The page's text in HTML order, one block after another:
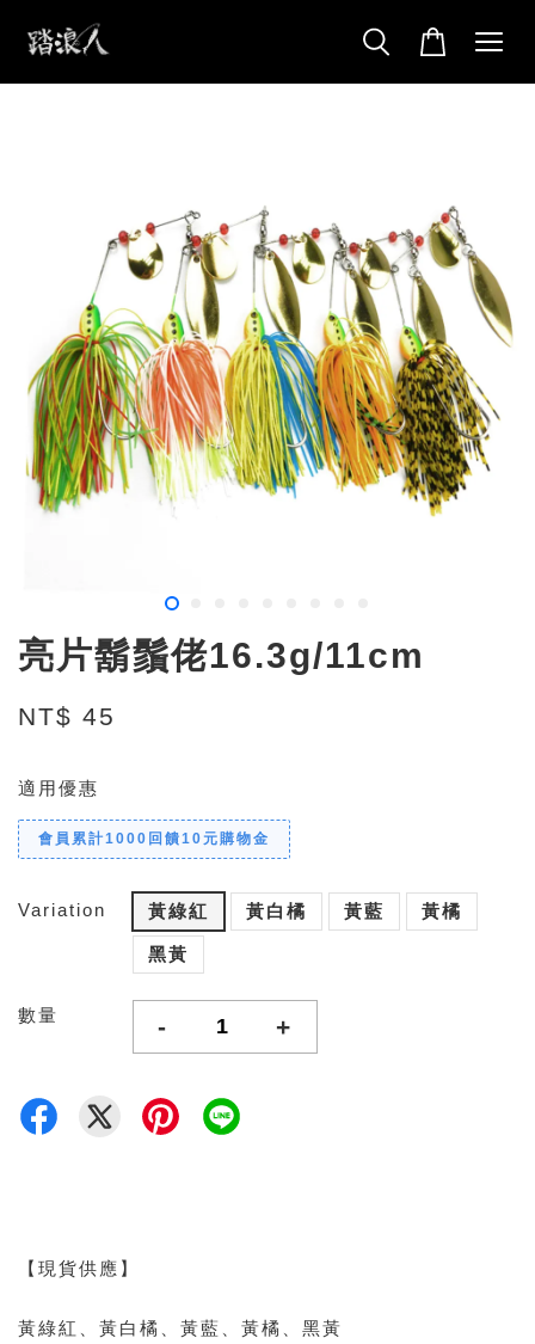
亮片鬍鬚佬16.3g/11cm
NT$ 45
適用優惠
會員累計1000回饋10元購物金
Variation 黃綠紅 黃白橘 黃藍 黃橘
黑黃
數量 - +
【現貨供應】
黃綠紅、黃白橘、黃藍、黃橘、黑黃